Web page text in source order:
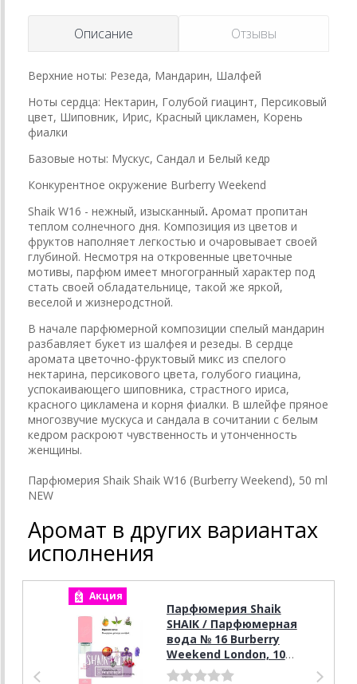
Описание Отзывы
Верхние ноты: Резеда, Мандарин, Шалфей
Ноты сердца: Нектарин, Голубой гиацинт, Персиковый
цвет, Шиповник, Ирис, Красный цикламен, Корень
фиалки
Базовые ноты: Мускус, Сандал и Белый кедр
Конкурентное окружение Burberry Weekend
Shaik W16 - нежный, изысканный. Аромат пропитан
теплом солнечного дня. Композиция из цветов и
фруктов наполняет легкостью и очаровывает своей
глубиной. Несмотря на откровенные цветочные
мотивы, парфюм имеет многогранный характер под
стать своей обладательнице, такой же яркой,
веселой и жизнеродстной.
В начале парфюмерной композиции спелый мандарин
разбавляет букет из шалфея и резеды. В сердце
аромата цветочно-фруктовый микс из спелого
нектарина, персикового цвета, голубого гиацина,
успокаивающего шиповника, страстного ириса,
красного цикламена и корня фиалки. В шлейфе пряное
многозвучие мускуса и сандала в сочитании с белым
кедром раскроют чувственность и утонченность
женщины.
Парфюмерия Shaik Shaik W16 (Burberry Weekend), 50 ml
NEW
Аромат в других вариантах
исполнения
Акция
Парфюмерия Shaik
SHAIK / Парфюмерная
вода № 16 Burberry
Weekend London, 10
мл.